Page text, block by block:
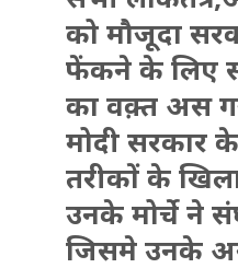
को मौजूदा
फेंकने के लिए
का वक़्त अस
मोदी सरकार
तरीकों के
उनके मोर्चे ने
जिसमे उनके